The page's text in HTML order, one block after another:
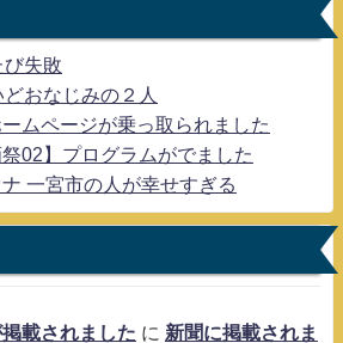
び失敗
おなじみの２人
ームページが乗っ取られました
02】プログラムがでました
一宮市の人が幸せすぎる
掲載されました に 新聞に掲載されま